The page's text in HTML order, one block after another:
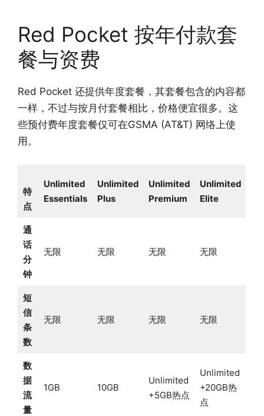
Red Pocket 按年付款套
餐与资费
Red Pocket 还提供年度套餐，其套餐包含的内容都
一样，不过与按月付套餐相比，价格便宜很多。这
些预付费年度套餐仅可在GSMA (AT&T) 网络上使
用。
特
点
Unlimited
Essentials
Unlimited
Plus
Unlimited
Premium
Unlimited
Elite
通
话
分
钟
无限 无限 无限 无限
短
信
条
数
无限 无限 无限 无限
数
据
流
量
1GB 10GB
Unlimited
+5GB热点
Unlimited
+20GB热
点